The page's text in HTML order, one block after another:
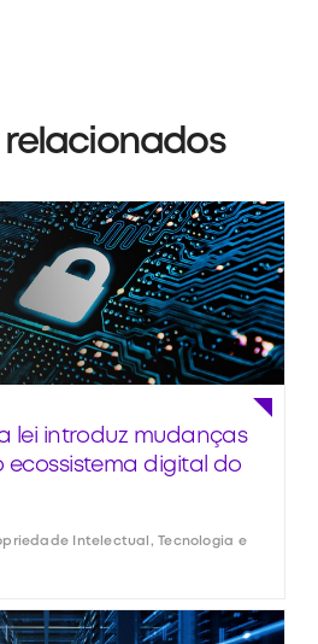
lei introduz mudanças
ecossistema digital do
Intelectual, Tecnologia e